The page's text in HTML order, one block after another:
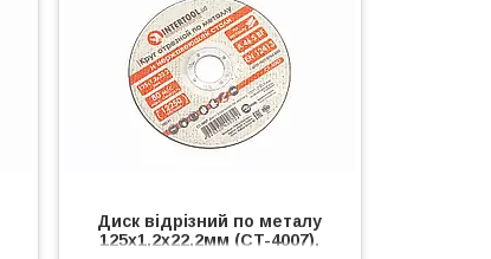
Диск відрізний по металу
125x1,2x22,2мм (CT-4007),